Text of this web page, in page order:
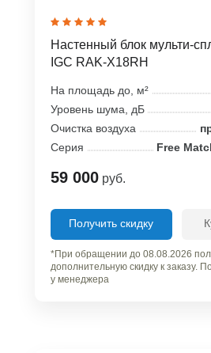
Настенный блок мульти-
IGC RAK-X18RH
На площадь до, м²
Уровень шума, дБ
Очистка воздуха
Серия
Free
59 000 руб.
Получить скидку
*При обращении до 08.08.2026
дополнительную скидку к заказу.
у менеджера